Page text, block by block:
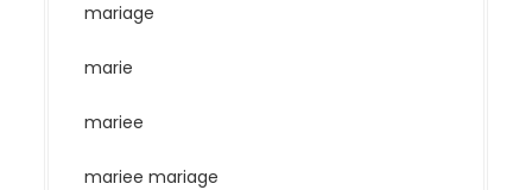
mariage
marie
mariee
mariee mariage